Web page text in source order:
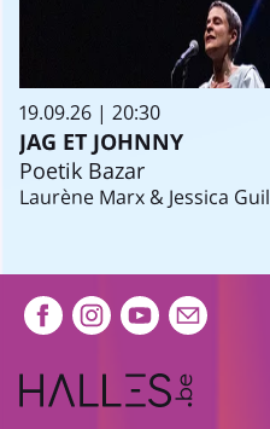
19.09.26 | 20:30
JAG ET JOHNNY
Poetik Bazar
Laurène Marx & Jessica
Extra